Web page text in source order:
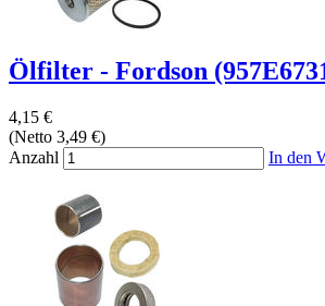
Ölfilter - Fordson
4,15 €
(Netto 3,49 €)
Anzahl
In den